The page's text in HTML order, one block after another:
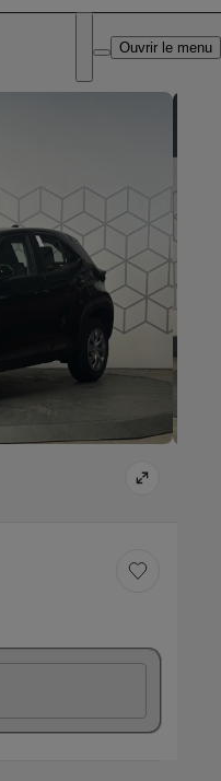
DEALER NAME
Ouvrir le menu
Sauvegarder le